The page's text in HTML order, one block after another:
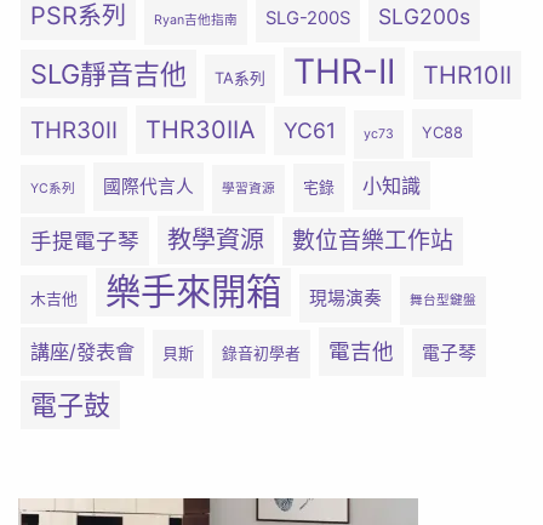
PSR系列 Ryan吉他指南 SLG-200S SLG200s
SLG靜音吉他 TA系列 THR-II THR10II
THR30II THR30IIA YC61 yc73 YC88
YC系列 國際代言人 學習資源 宅錄 小知識
手提電子琴 教學資源 數位音樂工作站
木吉他 樂手來開箱 現場演奏 舞台型鍵盤
講座/發表會 貝斯 錄音初學者 電吉他 電子琴
電子鼓